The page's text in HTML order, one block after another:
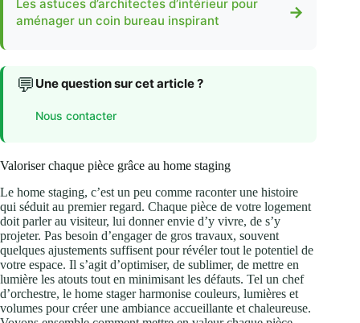
Les astuces d’architectes d’intérieur pour
aménager un coin bureau inspirant
→
💬 Une question sur cet article ?
Nous contacter
Valoriser chaque pièce grâce au home staging
Le home staging, c’est un peu comme raconter une histoire
qui séduit au premier regard. Chaque pièce de votre logement
doit parler au visiteur, lui donner envie d’y vivre, de s’y
projeter. Pas besoin d’engager de gros travaux, souvent
quelques ajustements suffisent pour révéler tout le potentiel de
votre espace. Il s’agit d’optimiser, de sublimer, de mettre en
lumière les atouts tout en minimisant les défauts. Tel un chef
d’orchestre, le home stager harmonise couleurs, lumières et
volumes pour créer une ambiance accueillante et chaleureuse.